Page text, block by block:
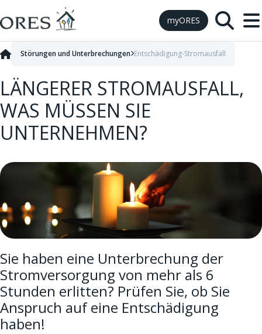
Skip to Content
myORES
LÄNGERER STROMAUSFALL,
WAS MÜSSEN SIE
UNTERNEHMEN?
Störungen und Unterbrechungen Entschädigung-Stromausfall
Sie haben eine Unterbrechung der
Stromversorgung von mehr als 6
Stunden erlitten? Prüfen Sie, ob Sie
Anspruch auf eine Entschädigung
haben!